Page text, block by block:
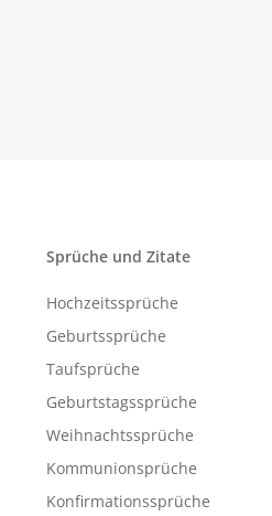
Sprüche und Zitate
Hochzeitssprüche
Geburtssprüche
Taufsprüche
Geburtstagssprüche
Weihnachtssprüche
Kommunionsprüche
Konfirmationssprüche